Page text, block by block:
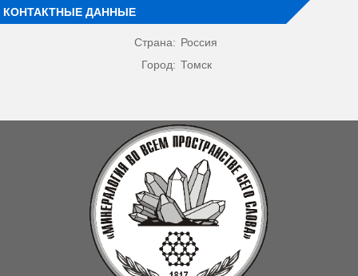
КОНТАКТНЫЕ ДАННЫЕ
Страна: Россия
Город: Томск